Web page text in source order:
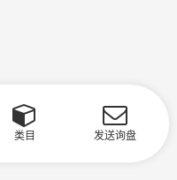
类目 发送询盘